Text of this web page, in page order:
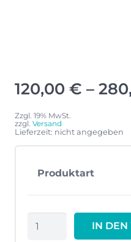
120,00 € –
Zzgl. 19% MwSt.
zzgl. Versand
Lieferzeit: nicht angegeben
Produktart
Motorschlauch
IN DEN